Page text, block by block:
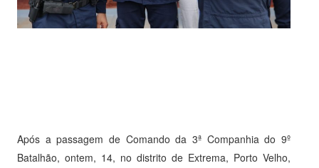
Após a passagem de Comando da 3ª Companhia do 9º
Batalhão, ontem, 14, no distrito de Extrema, Porto Velho,